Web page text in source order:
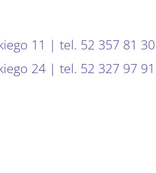
11 | tel. 52 357 81 30
24 | tel. 52 327 97 91